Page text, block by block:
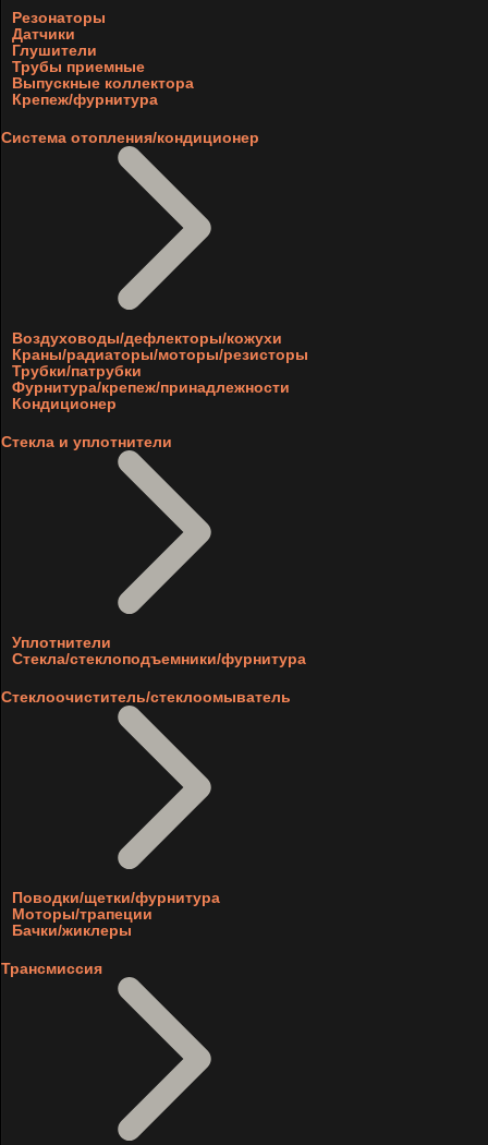
Резонаторы
Датчики
Глушители
Трубы приемные
Выпускные коллектора
Крепеж/фурнитура
Система отопления/кондиционер
Воздуховоды/дефлекторы/кожухи
Краны/радиаторы/моторы/резисторы
Трубки/патрубки
Фурнитура/крепеж/принадлежности
Кондиционер
Стекла и уплотнители
Уплотнители
Стекла/стеклоподъемники/фурнитура
Стеклоочиститель/стеклоомыватель
Поводки/щетки/фурнитура
Моторы/трапеции
Бачки/жиклеры
Трансмиссия